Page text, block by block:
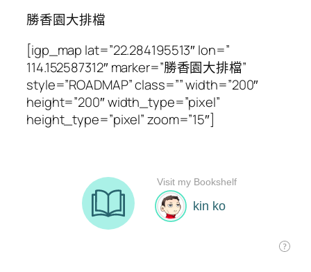
勝香園大排檔
[igp_map lat=”22.284195513″ lon=”
114.152587312″ marker=”勝香園大排檔”
style=”ROADMAP” class=”” width=”200″
height=”200″ width_type=”pixel”
height_type=”pixel” zoom=”15″]